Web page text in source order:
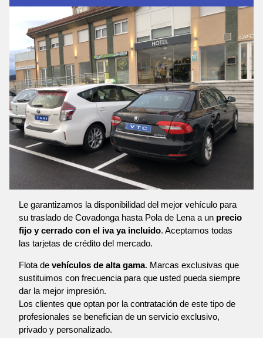
Le garantizamos la disponibilidad del mejor vehículo para
su traslado de Covadonga hasta Pola de Lena a un precio
fijo y cerrado con el iva ya incluido. Aceptamos todas
las tarjetas de crédito del mercado.
Flota de vehículos de alta gama. Marcas exclusivas que
sustituimos con frecuencia para que usted pueda siempre
dar la mejor impresión.
Los clientes que optan por la contratación de este tipo de
profesionales se benefician de un servicio exclusivo,
privado y personalizado.